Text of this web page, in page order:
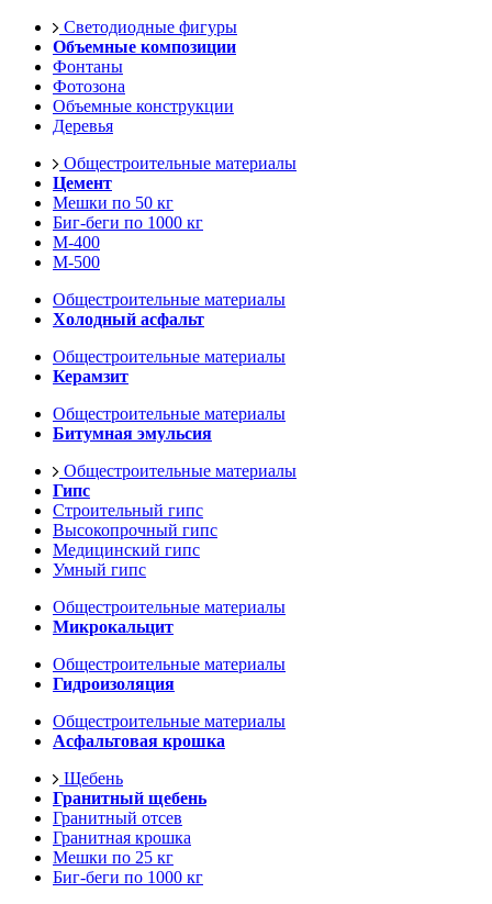
Светодиодные фигуры
Объемные композиции
Фонтаны
Фотозона
Объемные конструкции
Деревья
Общестроительные материалы
Цемент
Мешки по 50 кг
Биг-беги по 1000 кг
М-400
М-500
Общестроительные материалы
Холодный асфальт
Общестроительные материалы
Керамзит
Общестроительные материалы
Битумная эмульсия
Общестроительные материалы
Гипс
Строительный гипс
Высокопрочный гипс
Медицинский гипс
Умный гипс
Общестроительные материалы
Микрокальцит
Общестроительные материалы
Гидроизоляция
Общестроительные материалы
Асфальтовая крошка
Щебень
Гранитный щебень
Гранитный отсев
Гранитная крошка
Мешки по 25 кг
Биг-беги по 1000 кг